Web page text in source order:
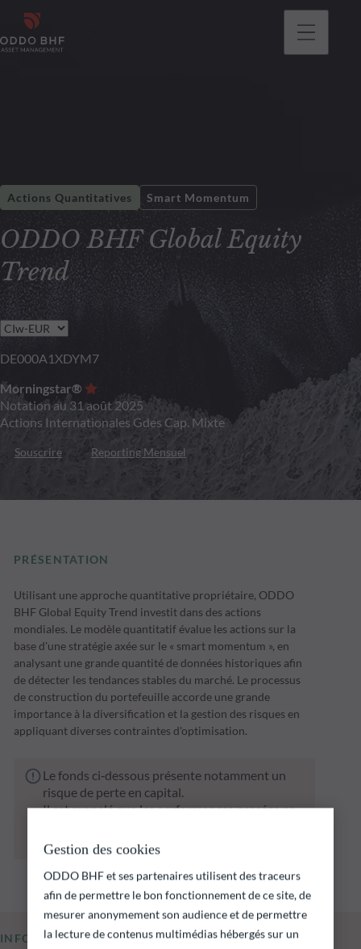
ODDO BHF Global Equity
Trend
Actions Quantitatives Smart Momentum
DE000A1XDYM7
Morningstar®
Notation au 31 août 2025
Actions Internationales Gdes Cap. Mixte
Souscrire Reporting Mensuel
PRÉSENTATION
Utilisant une approche quantitative propriétaire, ODDO
BHF Global Equity Trend investit dans des actions
mondiales. Le modèle quantitatif évalue les actions sur la
base d'une stratégie axée sur le « smart momentum », en
analysant une grande quantité de données historiques afin
de détecter les tendances stables du marché. Le processus
de construction du portefeuille accorde une grande
importance à la diversification et la gestion des risques en
appliquant diverses contraintes d'optimisation.
Le fonds ci‑dessous présente notamment un
risque de perte en capital.
Il est rappelé que les performances passées ne
sont pas constantes dans le temps.
INFORMATIONS CLÉS
Gestion des cookies
ODDO BHF et ses partenaires utilisent des traceurs
afin de permettre le bon fonctionnement de ce site, de
mesurer anonymement son audience et de permettre
la lecture de contenus multimédias hébergés sur un